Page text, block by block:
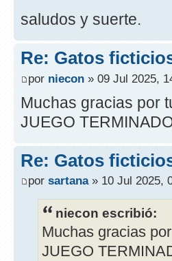
saludos y suerte.
Re: Gatos
por niecon » 09 Jul 2025,
Muchas gracias por
JUEGO
Re: Gatos
por sartana» 10 Jul 2025,
niecon escribió:
Muchas gracias
JUEGO